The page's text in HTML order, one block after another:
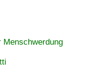
Menschwerdung